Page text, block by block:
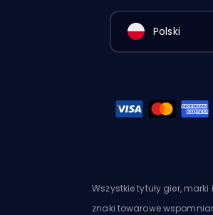
Polski
Wszystkie tytuły gier,
znaki towarowe